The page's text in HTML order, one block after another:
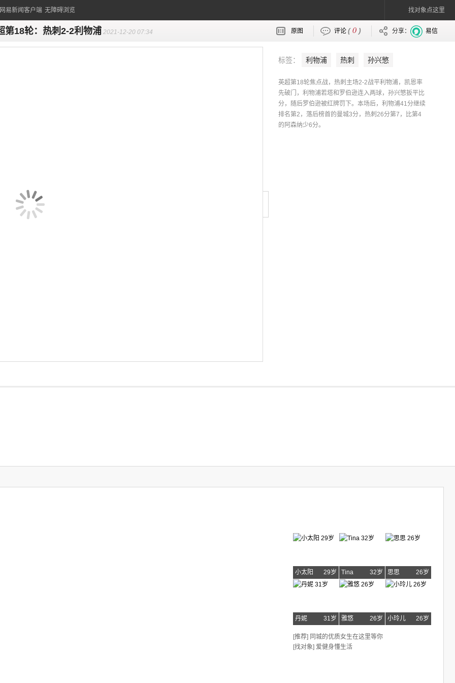
易新闻客户端 无障碍浏览 找对象点这里
第18轮：热刺2-2利物浦 2021-12-20 07:34 原图 评论 (0 ) 分享： 易信
标签： 利物浦 热刺 孙兴慜
英超第18轮焦点战，热刺主场2-2战平利物浦，凯恩率
先破门，利物浦若塔和罗伯逊连入两球，孙兴慜扳平比
分，随后罗伯逊被红牌罚下。本场后，利物浦41分继续
排名第2，落后榜首的曼城3分，热刺26分第7，比第4
的阿森纳少6分。
小太阳 29岁 Tina 32岁 思思 26岁
丹妮 31岁 雅悠 26岁 小玲儿 26岁
[推荐] 同城的优质女生在这里等你
[找对象] 爱健身懂生活